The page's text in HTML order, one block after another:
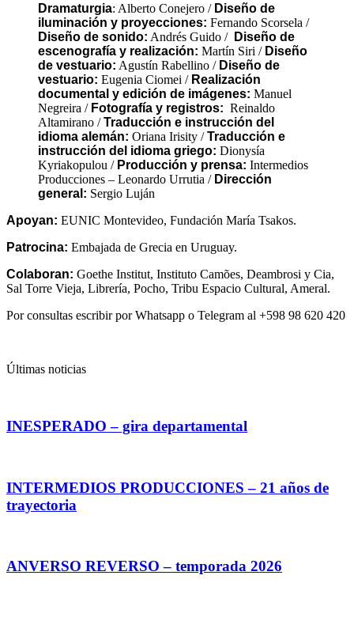
Dramaturgia: Alberto Conejero / Diseño de
iluminación y proyecciones: Fernando Scorsela /
Diseño de sonido: Andrés Guido / Diseño de
escenografía y realización: Martín Siri / Diseño
de vestuario: Agustín Rabellino / Diseño de
vestuario: Eugenia Ciomei / Realización
documental y edición de imágenes: Manuel
Negreira / Fotografía y registros: Reinaldo
Altamirano /Traducción e instrucción del
idioma alemán: Oriana Irisity /Traducción e
instrucción del idioma griego: Dionysía
Kyriakopulou / Producción y prensa: Intermedios
Producciones – Leonardo Urrutia / Dirección
general: Sergio Luján
Apoyan: EUNIC Montevideo, Fundación María Tsakos.
Patrocina: Embajada de Grecia en Uruguay.
Colaboran: Goethe Institut, Instituto Camões, Deambrosi y Cia,
Sal Torre Vieja, Librería, Pocho, Tribu Espacio Cultural, Ameral.
Por consultas escribir por Whatsapp o Telegram al +598 98 620 420
Últimas noticias
INESPERADO – gira departamental
INTERMEDIOS PRODUCCIONES – 21 años de
trayectoria
ANVERSO REVERSO – temporada 2026